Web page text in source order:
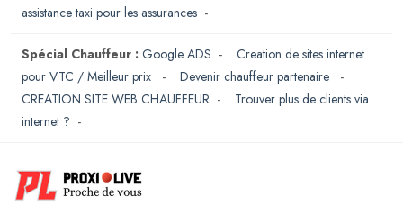
assistance taxi pour les assurances -
Spécial Chauffeur : Google ADS - Creation de sites internet
pour VTC / Meilleur prix
- Devenir chauffeur partenaire
-
CREATION SITE WEB CHAUFFEUR - Trouver plus de clients via
internet ? -